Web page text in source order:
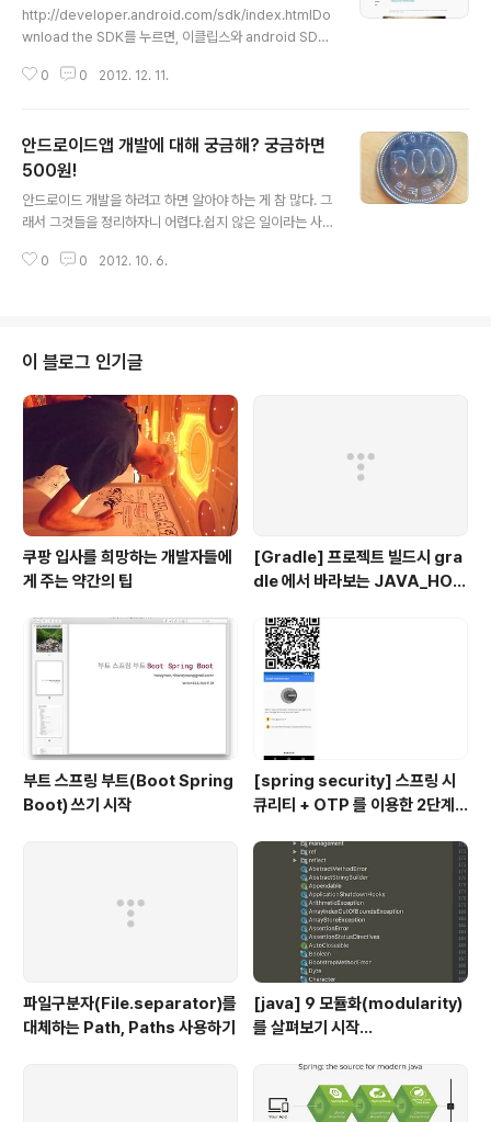
http://developer.android.com/sdk/index.htmlDo
wnload the SDK를 누르면, 이클립스와 android SDK
이클립스 다운로드 받아 설치하고, android SDK Tools
0 0 2012. 12. 11.
안드로이드앱 개발에 대해 궁금해? 궁금하면
500원!
안드로이드 개발을 하려고 하면 알아야 하는 게 참 많다. 그
래서 그것들을 정리하자니 어렵다.쉽지 않은 일이라는 사
덕지덕지 발라가면서 글을 늘려가볼까 한다. 오늘 대충 생
[http://cafe.naver.com/javachobostudy] 자바를 배
워야 하는 이유 : 자바는 생각보다 배우기 어렵다. 객체지향
에 대한 이해…는 나중에 천천히 익혀도 되고(중요한 부분
이다), 객체가 가지는 데이터와 기능(Function, method
라고 불림)에 대한 이해가 선행..
0 0 2012. 10. 6.
이 블로그 인기글
쿠팡 입사를 희망하는 개발자들에
게 주는 약간의 팁
[Gradle] 프로젝트 빌드시 gra
dle 에서 바라보는 JAVA_HOM
부트 스프링 부트(Boot Spring
Boot) 쓰기 시작
[spring security] 스프링 시
큐리티 + OTP 를 이용한 2단계
파일구분자(File.separator)를
대체하는 Path, Paths 사용하기
[java] 9 모듈화(modularity)
를 살펴보기 시작...